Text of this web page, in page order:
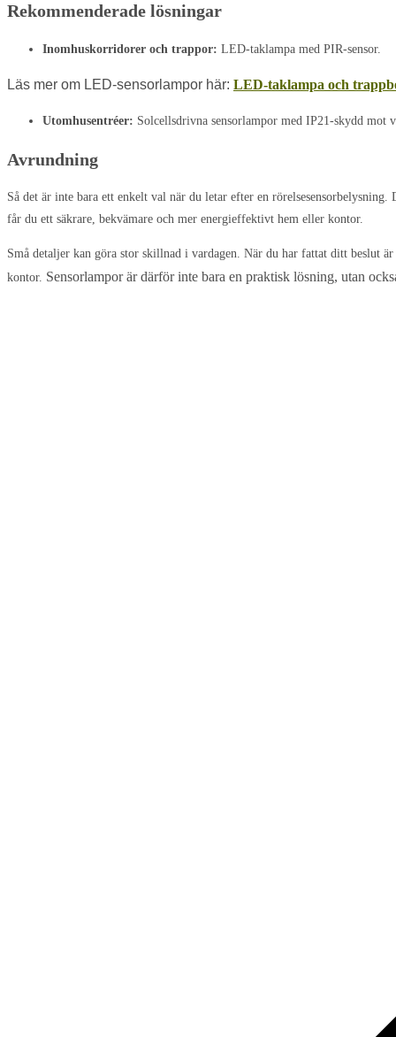
Rekommenderade lösningar
Inomhuskorridorer och trappor: LED-taklampa med PIR-sensor.
Läs mer om LED-sensorlampor här: LED-taklampa och
Utomhusentréer: Solcellsdrivna sensorlampor med IP21-skydd mot
Avrundning
Så det är inte bara ett enkelt val när du letar efter en rörelsesensorbelysning.
får du ett säkrare, bekvämare och mer energieffektivt hem eller kontor.
Små detaljer kan göra stor skillnad i vardagen. När du har fattat ditt beslut
kontor. Sensorlampor är därför inte bara en praktisk lösning, utan